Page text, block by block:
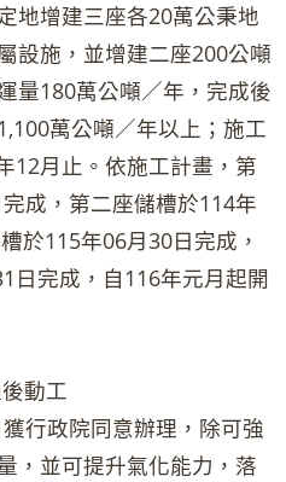
地增建三座各20萬公秉地
設施，並增建二座200公噸
量180萬公噸／年，完成後
萬公噸／年以上；施工
12月止。依施工計畫，第
成，第二座儲槽於114年
於115年06月30日完成，
日完成，自116年元月起開
動工
行政院同意辦理，除可強
，並可提升氣化能力，落